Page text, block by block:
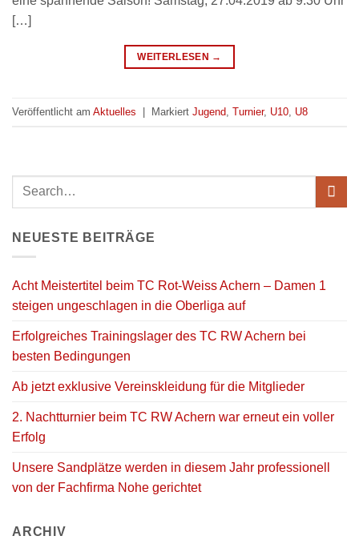
[…]
WEITERLESEN →
Veröffentlicht am Aktuelles | Markiert Jugend Turnier, U10 U8
NEUESTE BEITRÄGE
Acht Meistertitel beim TC Rot-Weiss Achern – Damen 1
steigen ungeschlagen in die Oberliga auf
Erfolgreiches Trainingslager des TC RW Achern bei
besten Bedingungen
Ab jetzt exklusive Vereinskleidung für die Mitglieder
2. Nachtturnier beim TC RW Achern war erneut ein voller
Erfolg
Unsere Sandplätze werden in diesem Jahr professionell
von der Fachfirma Nohe gerichtet
ARCHIV